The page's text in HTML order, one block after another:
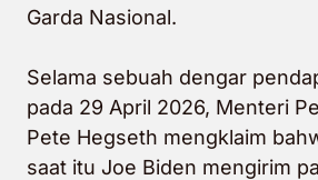
Garda Nasional.
Selama sebuah dengar
pada 29 April 2026, Menteri
Pete Hegseth mengklaim
saat itu Joe Biden mengirim